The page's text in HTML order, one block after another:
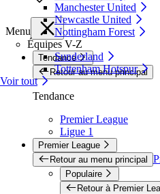
Manchester United
Newcastle United
Nottingham Forest
Équipes V-Z
Sunderland
Tottenham Hotspur
Voir tout
Menu
Tendance
Retour au menu principal
Tendance
Premier League
Ligue 1
Premier League
Retour au menu principal
Populaire
Retour à Premier